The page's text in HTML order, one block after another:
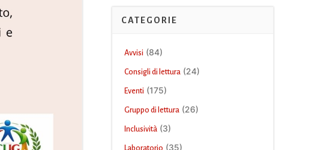
CATEGORIE
Avvisi (84)
Consigli di lettura(24)
Eventi (175)
Gruppo di lettura(26)
Inclusività(3)
Laboratorio (35)